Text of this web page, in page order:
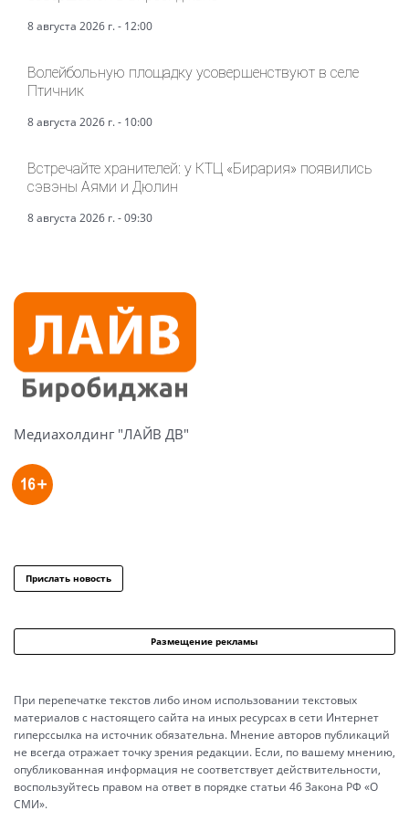
8 августа 2026 г. - 12:00
Волейбольную площадку усовершенствуют в селе
Птичник
8 августа 2026 г. - 10:00
Встречайте хранителей: у КТЦ «Бирария» появились
сэвэны Аями и Дюлин
8 августа 2026 г. - 09:30
Медиахолдинг "ЛАЙВ ДВ"
Прислать новость
Размещение рекламы
При перепечатке текстов либо ином использовании текстовых
материалов с настоящего сайта на иных ресурсах в сети Интернет
гиперссылка на источник обязательна. Мнение авторов публикаций
не всегда отражает точку зрения редакции. Если, по вашему мнению,
опубликованная информация не соответствует действительности,
воспользуйтесь правом на ответ в порядке статьи 46 Закона РФ «О
СМИ».